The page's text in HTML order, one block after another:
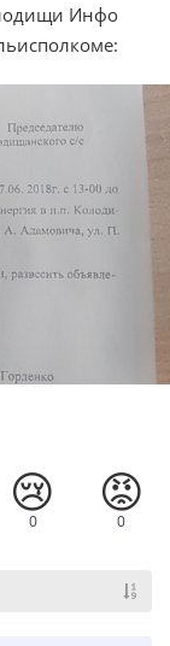
Инфо
😢
0
😡
0